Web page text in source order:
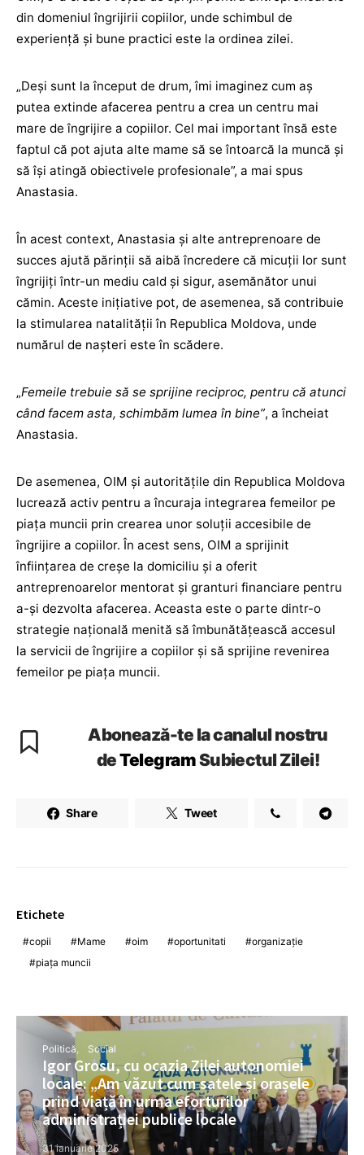
din domeniul îngrijirii copiilor, unde schimbul de
experiență și bune practici este la ordinea zilei.
„Deși sunt la început de drum, îmi imaginez cum aș
putea extinde afacerea pentru a crea un centru mai
mare de îngrijire a copiilor. Cel mai important însă este
faptul că pot ajuta alte mame să se întoarcă la muncă și
să își atingă obiectivele profesionale”, a mai spus
Anastasia.
În acest context, Anastasia și alte antreprenoare de
succes ajută părinții să aibă încredere că micuții lor sunt
îngrijiți într-un mediu cald și sigur, asemănător unui
cămin. Aceste inițiative pot, de asemenea, să contribuie
la stimularea natalității în Republica Moldova, unde
numărul de nașteri este în scădere.
„Femeile trebuie să se sprijine reciproc, pentru că atunci
când facem asta, schimbăm lumea în bine”, a încheiat
Anastasia.
De asemenea, OIM și autoritățile din Republica Moldova
lucrează activ pentru a încuraja integrarea femeilor pe
piața muncii prin crearea unor soluții accesibile de
îngrijire a copiilor. În acest sens, OIM a sprijinit
înființarea de creșe la domiciliu și a oferit
antreprenoarelor mentorat și granturi financiare pentru
a-și dezvolta afacerea. Aceasta este o parte dintr-o
strategie națională menită să îmbunătățească accesul
la servicii de îngrijire a copiilor și să sprijine revenirea
femeilor pe piața muncii.
Abonează-te la canalul nostru
deTelegramSubiectul Zilei!
Share Tweet
Etichete
copii Mame oim oportunitati
organizație
piața muncii
Politică Social
Igor Grosu, cu ocazia Zilei autonomiei
locale: „Am văzut cum satele și orașele
prind viață în urma eforturilor
administrației publice locale
31 ianuarie 2025